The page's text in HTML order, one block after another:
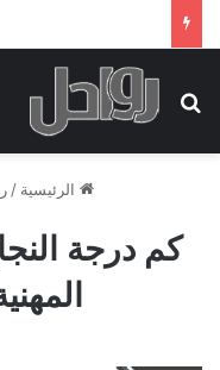
بحث عن
الرئيسية /
كم درجة